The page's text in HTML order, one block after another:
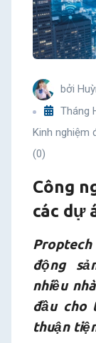
dự
án
bất
động
sản
bởi
Tháng
Kinh nghiệm
(0)
Công
các dự
động
nhiều
đầu cho
thuận